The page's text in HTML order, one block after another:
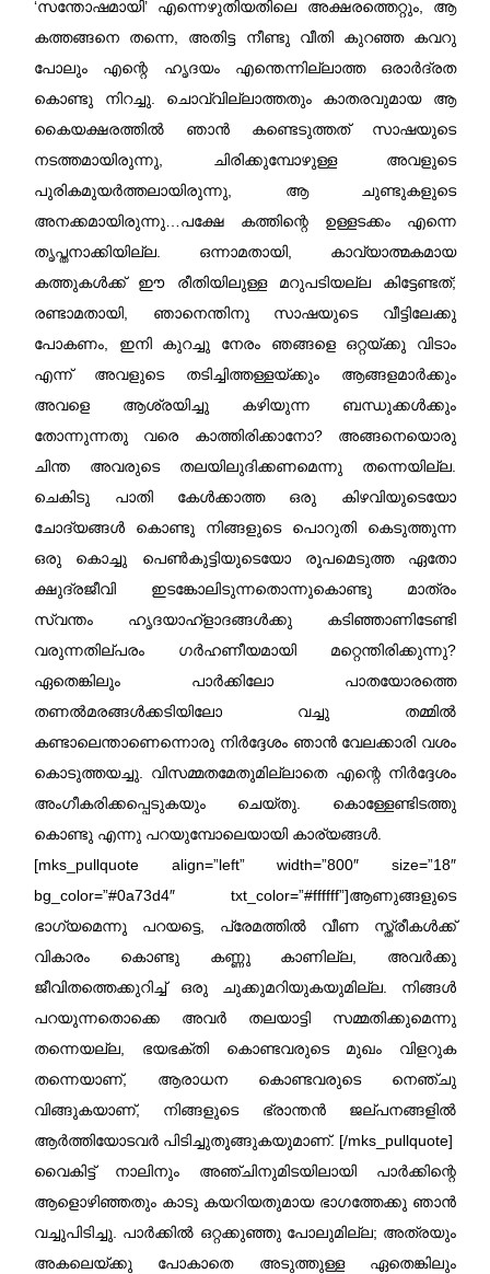
‘സന്തോഷമായി’ എന്നെഴുതിയതിലെ അക്ഷരത്തെറ്റും, ആ
കത്തങ്ങനെ തന്നെ, അതിട്ട നീണ്ടു വീതി കുറഞ്ഞ കവറു
പോലും എന്റെ ഹൃദയം എന്തെന്നില്ലാത്ത ഒരാർദ്രത
കൊണ്ടു നിറച്ചു. ചൊവ്വില്ലാത്തതും കാതരവുമായ ആ
കൈയക്ഷരത്തിൽ ഞാൻ കണ്ടെടുത്തത് സാഷയുടെ
നടത്തമായിരുന്നു, ചിരിക്കുമ്പോഴുള്ള അവളുടെ
പുരികമുയർത്തലായിരുന്നു, ആ ചുണ്ടുകളുടെ
അനക്കമായിരുന്നു…പക്ഷേ കത്തിന്റെ ഉള്ളടക്കം എന്നെ
തൃപ്തനാക്കിയില്ല. ഒന്നാമതായി, കാവ്യാത്മകമായ
കത്തുകൾക്ക് ഈ രീതിയിലുള്ള മറുപടിയല്ല കിട്ടേണ്ടത്;
രണ്ടാമതായി, ഞാനെന്തിനു സാഷയുടെ വീട്ടിലേക്കു
പോകണം, ഇനി കുറച്ചു നേരം ഞങ്ങളെ ഒറ്റയ്ക്കു വിടാം
എന്ന് അവളുടെ തടിച്ചിത്തള്ളയ്ക്കും ആങ്ങളമാർക്കും
അവളെ ആശ്രയിച്ചു കഴിയുന്ന ബന്ധുക്കൾക്കും
തോന്നുന്നതു വരെ കാത്തിരിക്കാനോ? അങ്ങനെയൊരു
ചിന്ത അവരുടെ തലയിലുദിക്കണമെന്നു തന്നെയില്ല.
ചെകിടു പാതി കേൾക്കാത്ത ഒരു കിഴവിയുടെയോ
ചോദ്യങ്ങൾ കൊണ്ടു നിങ്ങളുടെ പൊറുതി കെടുത്തുന്ന
ഒരു കൊച്ചു പെൺകുട്ടിയുടെയോ രൂപമെടുത്ത ഏതോ
ക്ഷുദ്രജീവി ഇടങ്കോലിടുന്നതൊന്നുകൊണ്ടു മാത്രം
സ്വന്തം ഹൃദയാഹ്ളാദങ്ങൾക്കു കടിഞ്ഞാണിടേണ്ടി
വരുന്നതില്പരം ഗർഹണീയമായി മറ്റെന്തിരിക്കുന്നു?
ഏതെങ്കിലും പാർക്കിലോ പാതയോരത്തെ
തണൽമരങ്ങൾക്കടിയിലോ വച്ചു തമ്മിൽ
കണ്ടാലെന്താണെന്നൊരു നിർദ്ദേശം ഞാൻ വേലക്കാരി വശം
കൊടുത്തയച്ചു. വിസമ്മതമേതുമില്ലാതെ എന്റെ നിർദ്ദേശം
അംഗീകരിക്കപ്പെടുകയും ചെയ്തു. കൊള്ളേണ്ടിടത്തു
കൊണ്ടു എന്നു പറയുമ്പോലെയായി കാര്യങ്ങൾ.
[mks_pullquote align=”left” width=”800″ size=”18″
bg_color=”#0a73d4″ txt_color=”#ffffff”]ആണുങ്ങളുടെ
ഭാഗ്യമെന്നു പറയട്ടെ, പ്രേമത്തിൽ വീണ സ്ത്രീകൾക്ക്
വികാരം കൊണ്ടു കണ്ണു കാണില്ല, അവർക്കു
ജീവിതത്തെക്കുറിച്ച് ഒരു ചുക്കുമറിയുകയുമില്ല. നിങ്ങൾ
പറയുന്നതൊക്കെ അവർ തലയാട്ടി സമ്മതിക്കുമെന്നു
തന്നെയല്ല, ഭയഭക്തി കൊണ്ടവരുടെ മുഖം വിളറുക
തന്നെയാണ്‌, ആരാധന കൊണ്ടവരുടെ നെഞ്ചു
വിങ്ങുകയാണ്‌, നിങ്ങളുടെ ഭ്രാന്തൻ ജല്പനങ്ങളിൽ
ആർത്തിയോടവർ പിടിച്ചുതൂങ്ങുകയുമാണ്‌. [/mks_pullquote]
വൈകിട്ട് നാലിനും അഞ്ചിനുമിടയിലായി പാർക്കിന്റെ
ആളൊഴിഞ്ഞതും കാടു കയറിയതുമായ ഭാഗത്തേക്കു ഞാൻ
വച്ചുപിടിച്ചു. പാർക്കിൽ ഒറ്റക്കുഞ്ഞു പോലുമില്ല; അത്രയും
അകലെയ്ക്കു പോകാതെ അടുത്തുള്ള ഏതെങ്കിലും